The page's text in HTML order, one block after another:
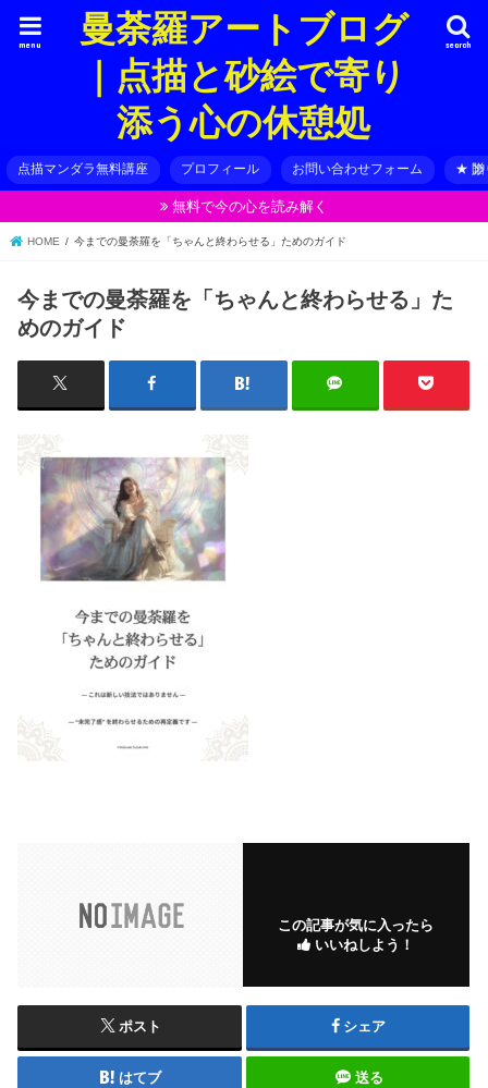
曼荼羅アートブログ
｜点描と砂絵で寄り
添う心の休憩処
search
menu
点描マンダラ無料講座 プロフィール お問い合わせフォーム ★ 贈
無料で今の心を読み解く
HOME 今までの曼荼羅を「ちゃんと終わらせる」ためのガイド
今までの曼荼羅を「ちゃんと終わらせる」た
めのガイド
この記事が気に入ったら
いいねしよう！
ポスト シェア
はてブ 送る